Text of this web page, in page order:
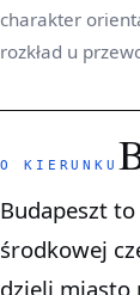
charakter
rozkład u
O KIERUNKU
Budapeszt to stolica Węgier, leżąca w
środkowej
dzieli miasto